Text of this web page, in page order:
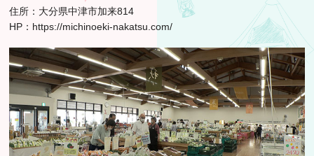
住所：大分県中津市加来814
HP： https://michinoeki-nakatsu.com/